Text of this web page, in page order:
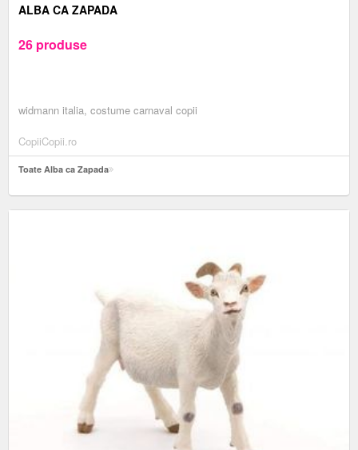
ALBA CA ZAPADA
26 produse
widmann italia, costume carnaval copii
CopiiCopii.ro
Toate Alba ca Zapada